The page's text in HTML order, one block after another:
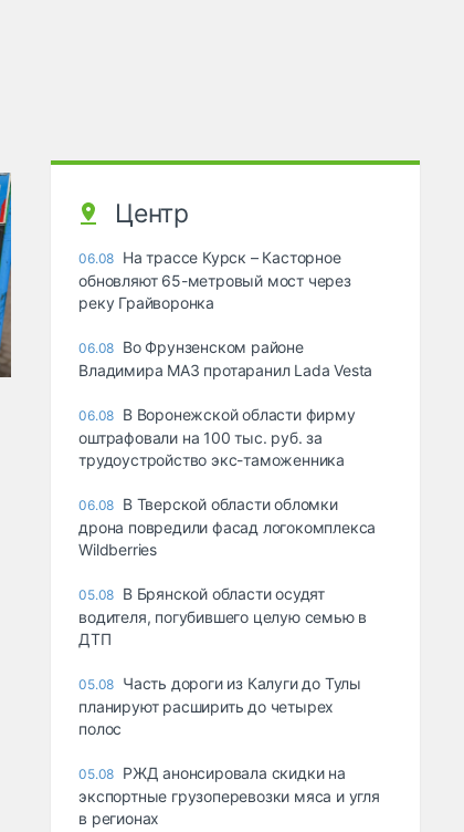
Центр
06.08 На трассе Курск – Касторное
обновляют 65-метровый мост через
реку Грайворонка
06.08 Во Фрунзенском районе
Владимира МАЗ протаранил Lada Vesta
06.08 В Воронежской области фирму
оштрафовали на 100 тыс. руб. за
трудоустройство экс-таможенника
06.08 В Тверской области обломки
дрона повредили фасад логокомплекса
Wildberries
05.08 В Брянской области осудят
водителя, погубившего целую семью в
ДТП
05.08 Часть дороги из Калуги до Тулы
планируют расширить до четырех
полос
05.08 РЖД анонсировала скидки на
экспортные грузоперевозки мяса и угля
в регионах